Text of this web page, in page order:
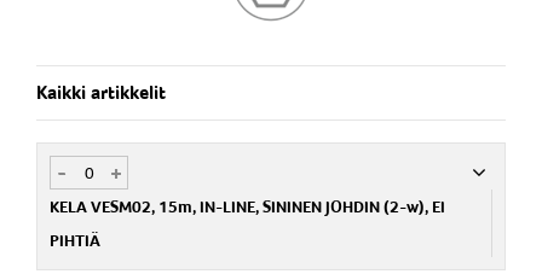
Kaikki artikkelit
+
-
KELA VESM02, 15m, IN-LINE, SININEN JOHDIN (2-w), EI
PIHTIÄ